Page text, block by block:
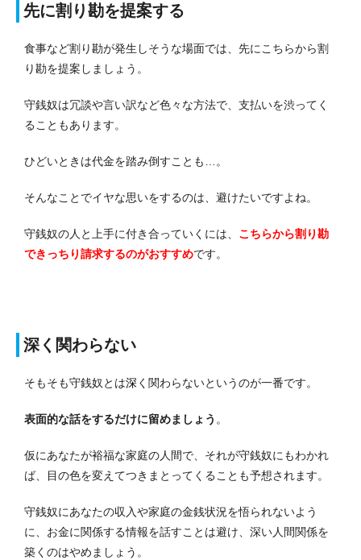
先に割り勘を提案する
食事など割り勘が発生しそうな場面では、先にこちらから割
り勘を提案しましょう。
守銭奴は冗談や言い訳など色々な方法で、支払いを渋ってく
ることもあります。
ひどいときは代金を踏み倒すことも…。
そんなことでイヤな思いをするのは、避けたいですよね。
守銭奴の人と上手に付き合っていくには、 こちらから割り勘
できっちり請求するのがおすすめです。
深く関わらない
そもそも守銭奴とは深 く関わらないというのが一番です。
表面的な話をするだけに留めましょう 。
仮にあなたが裕福な家庭の人間で、それが守銭奴にもわかれ
ば、目の色を変えてつきまとってくることも予想されます。
守銭奴にあなたの収入や家庭の金銭状況を悟られないよう
に、お金に関係する情報を話すことは避け、深い人間関係を
築くのはやめましょう。